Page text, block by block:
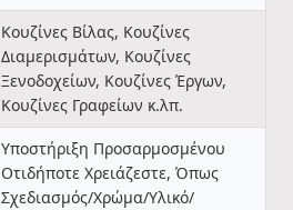
Κουζίνες Βίλας, Κουζίνες
Διαμερισμάτων, Κουζίνες
Ξενοδοχείων, Κουζίνες Έργων,
Κουζίνες Γραφείων κ.λπ.
Υποστήριξη Προσαρμοσμένου
Οτιδήποτε Χρειάζεστε, Όπως
Σχεδιασμός/Χρώμα/Υλικό/